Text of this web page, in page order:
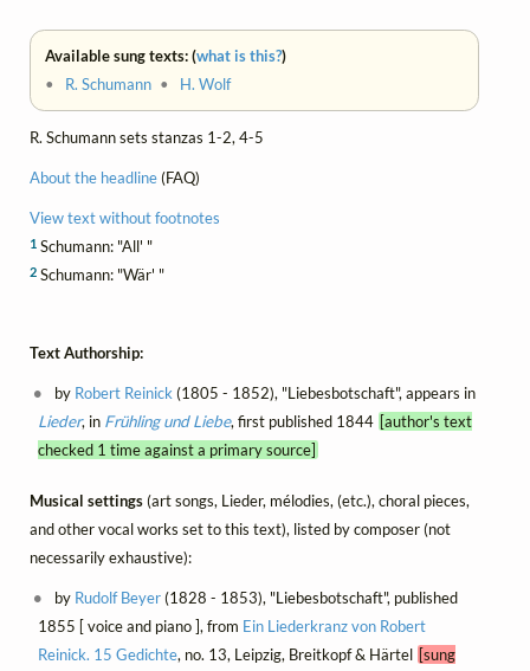
Available sung texts: (what is this?)
• R. Schumann • H. Wolf
R. Schumann sets stanzas 1-2, 4-5
About the headline(FAQ)
View text without footnotes
1 Schumann: "All' "
2 Schumann: "Wär' "
Text Authorship:
by Robert Reinick(1805 - 1852), "Liebesbotschaft", appears in
Lieder, in Frühling und Liebe, first published 1844 [author's text
checked 1 time against a primary source]
Musical settings(art songs, Lieder, mélodies, (etc.), choral pieces,
and other vocal works set to this text), listed by composer (not
necessarily exhaustive):
by Rudolf Beyer(1828 - 1853), "Liebesbotschaft", published
1855 [ voice and piano ], from Ein Liederkranz von Robert
Reinick. 15 Gedichte, no. 13, Leipzig, Breitkopf & Härtel [sung